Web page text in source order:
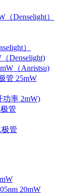
Denselight）
）
Denselight)
（Anristsu)
管 25mW
功率 2mW)
管
极管
20mW